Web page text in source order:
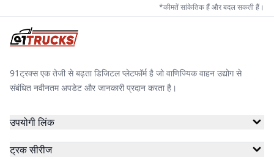
*कीमतें सांकेतिक हैं और बदल सकती हैं।
91ट्रक्स एक तेजी से बढ़ता डिजिटल प्लेटफॉर्म है जो वाणिज्यिक वाहन उद्योग से
संबंधित नवीनतम अपडेट और जानकारी प्रदान करता है।
उपयोगी लिंक
ट्रक सीरीज